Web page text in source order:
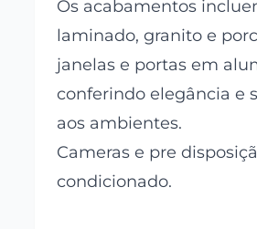
Os acabamentos
laminado, granito e
janelas e portas em
conferindo elegância e
aos ambientes.
Cameras e pre
condicionado.